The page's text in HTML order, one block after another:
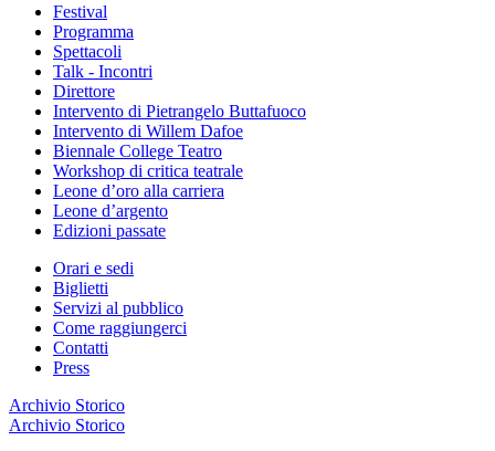
Festival
Programma
Spettacoli
Talk - Incontri
Direttore
Intervento di Pietrangelo Buttafuoco
Intervento di Willem Dafoe
Biennale College Teatro
Workshop di critica teatrale
Leone d’oro alla carriera
Leone d’argento
Edizioni passate
Orari e sedi
Biglietti
Servizi al pubblico
Come raggiungerci
Contatti
Press
Archivio Storico
Archivio Storico